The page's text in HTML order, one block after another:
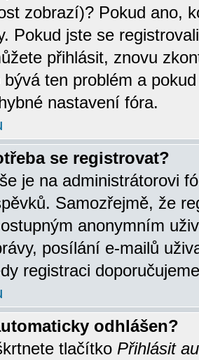
zobrazí)? Pokud ano,
Pokud jste se
přihlásit, znovu
ten problém a
nastavení fóra.
se registrovat?
je na administrátorovi
Samozřejmě, že
anonymním
posílání e-mailů
registraci
odhlášen?
tlačítko Přihlásit